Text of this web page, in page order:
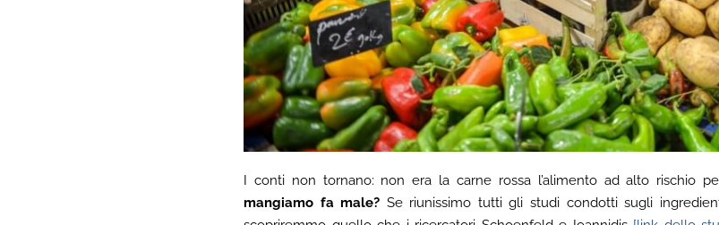
I conti non tornano: non era la carne rossa l’alimento ad alto rischio
mangiamo fa male? Se riunissimo tutti gli studi condotti sugli